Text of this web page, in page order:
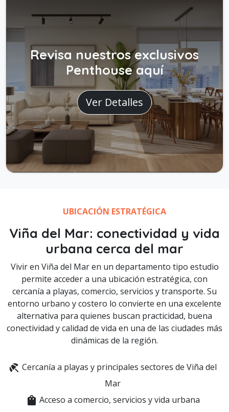
Revisa nuestros exclusivos
Penthouse aquí
Ver Detalles
UBICACIÓN ESTRATÉGICA
Viña del Mar: conectividad y vida
urbana cerca del mar
Vivir en Viña del Mar en un departamento tipo estudio
permite acceder a una ubicación estratégica, con
cercanía a playas, comercio, servicios y transporte. Su
entorno urbano y costero lo convierte en una excelente
alternativa para quienes buscan practicidad, buena
conectividad y calidad de vida en una de las ciudades más
dinámicas de la región.
beach_access Cercanía a playas y principales sectores de Viña del
Mar
shopping_bag Acceso a comercio, servicios y vida urbana